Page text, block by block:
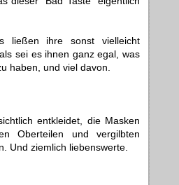
ließen ihre sonst vielleicht
sei es ihnen ganz egal, was
haben, und viel davon.
entkleidet, die Masken
Oberteilen und vergilbten
Und ziemlich liebenswerte.